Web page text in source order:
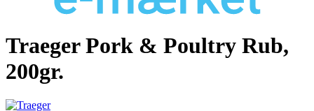
Traeger Pork & Poultry Rub,
200gr.